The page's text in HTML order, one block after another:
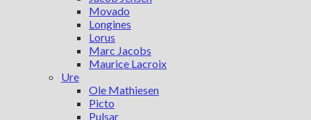
Movado
Longines
Lorus
Marc Jacobs
Maurice Lacroix
Ure
Ole Mathiesen
Picto
Pulsar